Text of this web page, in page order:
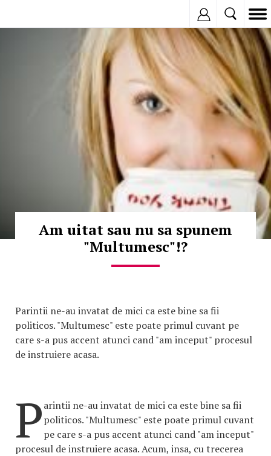
Am uitat sau nu sa spunem
"Multumesc"!?
Parintii ne-au invatat de mici ca este bine sa fii
politicos. "Multumesc" este poate primul cuvant pe
care s-a pus accent atunci cand "am inceput" procesul
de instruiere acasa.
Parintii ne-au invatat de mici ca este bine sa fii
politicos. "Multumesc" este poate primul cuvant
pe care s-a pus accent atunci cand "am inceput"
procesul de instruiere acasa. Acum, insa, cu trecerea